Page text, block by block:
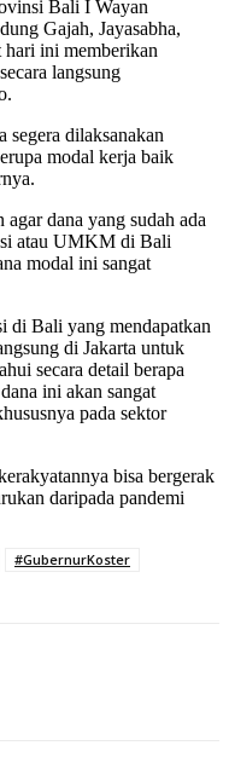
Bali I Wayan
Gajah, Jayasabha,
hari ini memberikan
langsung
segera dilaksanakan
modal kerja baik
dana yang sudah ada
atau UMKM di Bali
modal ini sangat
di Bali yang mendapatkan
di Jakarta untuk
secara detail berapa
ini akan sangat
pada sektor
bisa bergerak
daripada pandemi
#GubernurKoster